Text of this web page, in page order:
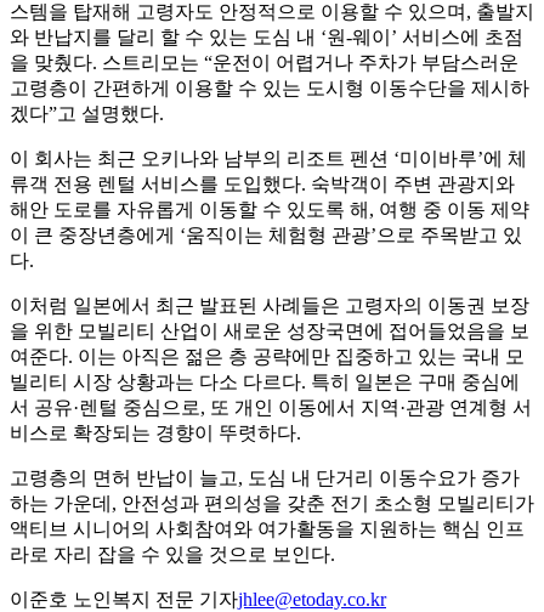
스템을 탑재해 고령자도 안정적으로 이용할 수 있으며, 출발지
와 반납지를 달리 할 수 있는 도심 내 ‘원-웨이’ 서비스에 초점
을 맞췄다. 스트리모는 “운전이 어렵거나 주차가 부담스러운
고령층이 간편하게 이용할 수 있는 도시형 이동수단을 제시하
겠다”고 설명했다.
이 회사는 최근 오키나와 남부의 리조트 펜션 ‘미이바루’에 체
류객 전용 렌털 서비스를 도입했다. 숙박객이 주변 관광지와
해안 도로를 자유롭게 이동할 수 있도록 해, 여행 중 이동 제약
이 큰 중장년층에게 ‘움직이는 체험형 관광’으로 주목받고 있
다.
이처럼 일본에서 최근 발표된 사례들은 고령자의 이동권 보장
을 위한 모빌리티 산업이 새로운 성장국면에 접어들었음을 보
여준다. 이는 아직은 젊은 층 공략에만 집중하고 있는 국내 모
빌리티 시장 상황과는 다소 다르다. 특히 일본은 구매 중심에
서 공유·렌털 중심으로, 또 개인 이동에서 지역·관광 연계형 서
비스로 확장되는 경향이 뚜렷하다.
고령층의 면허 반납이 늘고, 도심 내 단거리 이동수요가 증가
하는 가운데, 안전성과 편의성을 갖춘 전기 초소형 모빌리티가
액티브 시니어의 사회참여와 여가활동을 지원하는 핵심 인프
라로 자리 잡을 수 있을 것으로 보인다.
이준호 노인복지 전문 기자jhlee@etoday.co.kr